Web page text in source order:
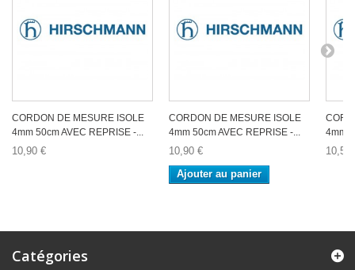
CORDON DE MESURE ISOLE
4mm 50cm AVEC REPRISE -...
10,90 €
CORDON DE MESURE ISOLE
4mm 50cm AVEC REPRISE -...
10,90 €
Ajouter au panier
4mm
10,50
Catégories